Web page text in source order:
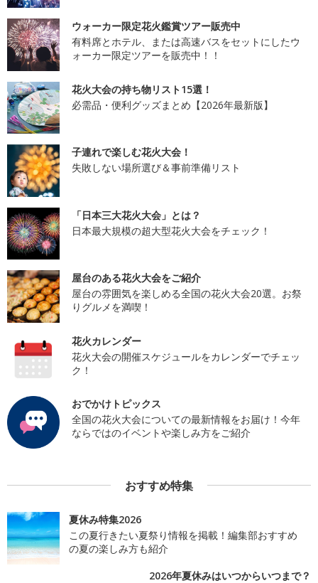
ウォーカー限定花火鑑賞ツアー販売中
有料席とホテル、または高速バスをセットにしたウ
ォーカー限定ツアーを販売中！！
花火大会の持ち物リスト15選！
必需品・便利グッズまとめ【2026年最新版】
子連れで楽しむ花火大会！
失敗しない場所選び＆事前準備リスト
「日本三大花火大会」とは？
日本最大規模の超大型花火大会をチェック！
屋台のある花火大会をご紹介
屋台の雰囲気を楽しめる全国の花火大会20選。お祭
りグルメを満喫！
花火カレンダー
花火大会の開催スケジュールをカレンダーでチェッ
ク！
おでかけトピックス
全国の花火大会についての最新情報をお届け！今年
ならではのイベントや楽しみ方をご紹介
おすすめ特集
夏休み特集2026
この夏行きたい夏祭り情報を掲載！編集部おすすめ
の夏の楽しみ方も紹介
2026年夏休みはいつからいつまで？